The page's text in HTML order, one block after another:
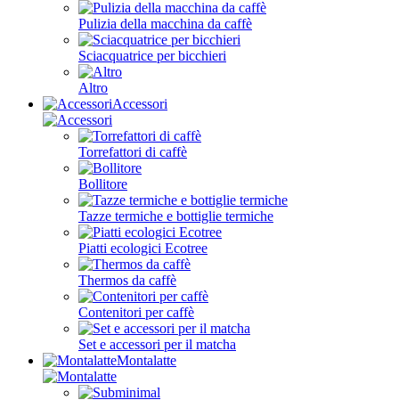
Pulizia della macchina da caffè
Sciacquatrice per bicchieri
Altro
Accessori
Torrefattori di caffè
Bollitore
Tazze termiche e bottiglie termiche
Piatti ecologici Ecotree
Thermos da caffè
Contenitori per caffè
Set e accessori per il matcha
Montalatte